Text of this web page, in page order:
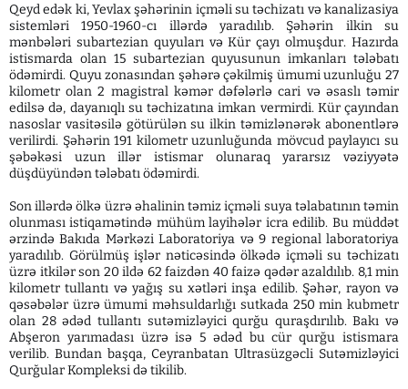
Qeyd edək ki, Yevlax şəhərinin içməli su təchizatı və kanalizasiya
sistemləri 1950-1960-cı illərdə yaradılıb. Şəhərin ilkin su
mənbələri subartezian quyuları və Kür çayı olmuşdur. Hazırda
istismarda olan 15 subartezian quyusunun imkanları tələbatı
ödəmirdi. Quyu zonasından şəhərə çəkilmiş ümumi uzunluğu 27
kilometr olan 2 magistral kəmər dəfələrlə cari və əsaslı təmir
edilsə də, dayanıqlı su təchizatına imkan vermirdi. Kür çayından
nasoslar vasitəsilə götürülən su ilkin təmizlənərək abonentlərə
verilirdi. Şəhərin 191 kilometr uzunluğunda mövcud paylayıcı su
şəbəkəsi uzun illər istismar olunaraq yararsız vəziyyətə
düşdüyündən tələbatı ödəmirdi.
Son illərdə ölkə üzrə əhalinin təmiz içməli suya təlabatının təmin
olunması istiqamətində mühüm layihələr icra edilib. Bu müddət
ərzində Bakıda Mərkəzi Laboratoriya və 9 regional laboratoriya
yaradılıb. Görülmüş işlər nəticəsində ölkədə içməli su təchizatı
üzrə itkilər son 20 ildə 62 faizdən 40 faizə qədər azaldılıb. 8,1 min
kilometr tullantı və yağış su xətləri inşa edilib. Şəhər, rayon və
qəsəbələr üzrə ümumi məhsuldarlığı sutkada 250 min kubmetr
olan 28 ədəd tullantı sutəmizləyici qurğu quraşdırılıb. Bakı və
Abşeron yarımadası üzrə isə 5 ədəd bu cür qurğu istismara
verilib. Bundan başqa, Ceyranbatan Ultrasüzgəcli Sutəmizləyici
Qurğular Kompleksi də tikilib.